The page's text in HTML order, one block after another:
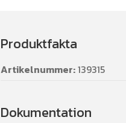
Produktfakta
Artikelnummer:139315
Dokumentation